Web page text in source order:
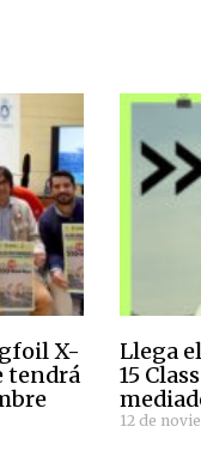
X-
tendrá
Llega
15
12 de